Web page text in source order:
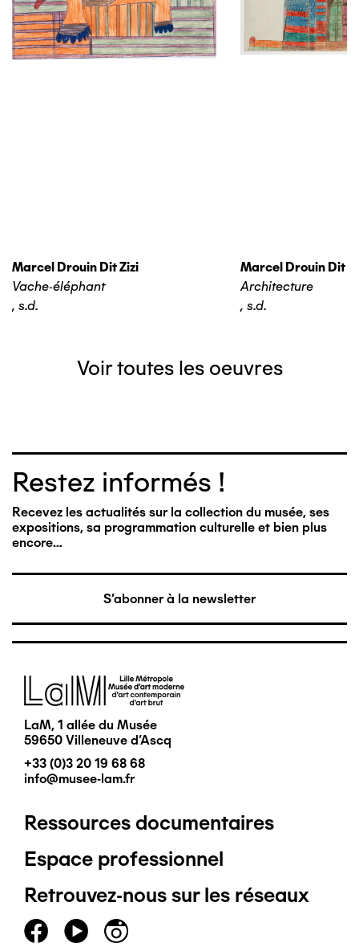
Marcel Drouin Dit Zizi
Vache-éléphant
, s.d.
Marcel Drouin Dit
Architecture
, s.d.
Voir toutes les oeuvres
Restez informés !
Recevez les actualités sur la collection du musée, ses
expositions, sa programmation culturelle et bien plus
encore…
S'abonner à la newsletter
Image
LaM, 1 allée du Musée
59650 Villeneuve d'Ascq
+33 (0)3 20 19 68 68
info@musee-lam.fr
Pied
de
page
Ressources documentaires
Espace professionnel
Retrouvez-nous sur les réseaux